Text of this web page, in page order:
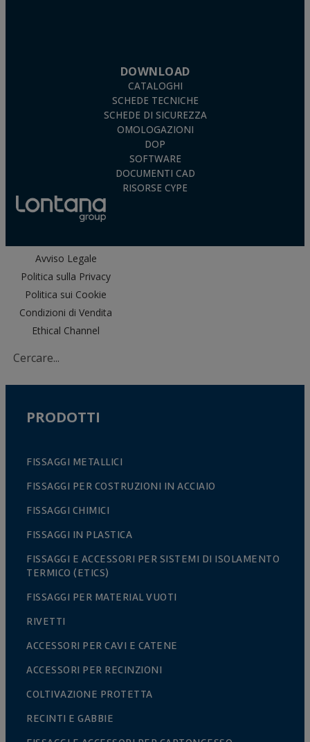
DOWNLOAD
CATALOGHI
SCHEDE TECNICHE
SCHEDE DI SICUREZZA
OMOLOGAZIONI
DOP
SOFTWARE
DOCUMENTI CAD
RISORSE CYPE
Avviso Legale
Politica sulla Privacy
Politica sui Cookie
Condizioni di Vendita
Ethical Channel
PRODOTTI
FISSAGGI METALLICI
FISSAGGI PER COSTRUZIONI IN ACCIAIO
FISSAGGI CHIMICI
FISSAGGI IN PLASTICA
FISSAGGI E ACCESSORI PER SISTEMI DI ISOLAMENTO
TERMICO (ETICS)
FISSAGGI PER MATERIAL VUOTI
RIVETTI
ACCESSORI PER CAVI E CATENE
ACCESSORI PER RECINZIONI
COLTIVAZIONE PROTETTA
RECINTI E GABBIE